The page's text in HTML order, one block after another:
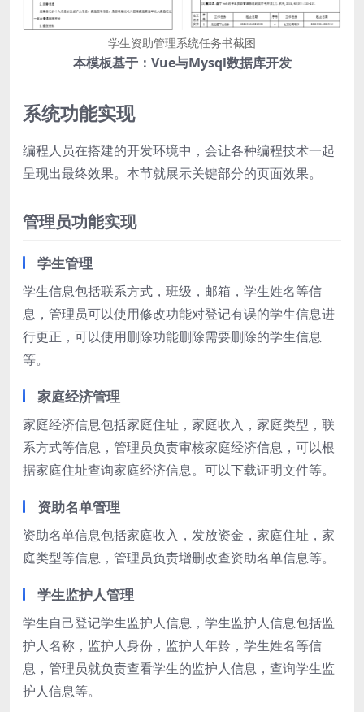
学生资助管理系统任务书截图
本模板基于：Vue与Mysql数据库开发
系统功能实现
编程人员在搭建的开发环境中，会让各种编程技术一起
呈现出最终效果。本节就展示关键部分的页面效果。
管理员功能实现
学生管理
学生信息包括联系方式，班级，邮箱，学生姓名等信
息，管理员可以使用修改功能对登记有误的学生信息进
行更正，可以使用删除功能删除需要删除的学生信息
等。
家庭经济管理
家庭经济信息包括家庭住址，家庭收入，家庭类型，联
系方式等信息，管理员负责审核家庭经济信息，可以根
据家庭住址查询家庭经济信息。可以下载证明文件等。
资助名单管理
资助名单信息包括家庭收入，发放资金，家庭住址，家
庭类型等信息，管理员负责增删改查资助名单信息等。
学生监护人管理
学生自己登记学生监护人信息，学生监护人信息包括监
护人名称，监护人身份，监护人年龄，学生姓名等信
息，管理员就负责查看学生的监护人信息，查询学生监
护人信息等。